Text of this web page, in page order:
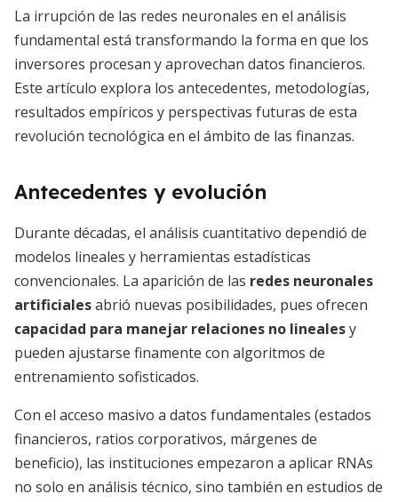
La irrupción de las redes neuronales en el análisis
fundamental está transformando la forma en que los
inversores procesan y aprovechan datos financieros.
Este artículo explora los antecedentes, metodologías,
resultados empíricos y perspectivas futuras de esta
revolución tecnológica en el ámbito de las finanzas.
Antecedentes y evolución
Durante décadas, el análisis cuantitativo dependió de
modelos lineales y herramientas estadísticas
convencionales. La aparición de las redes neuronales
artificialesabrió nuevas posibilidades, pues ofrecen
capacidad para manejar relaciones no linealesy
pueden ajustarse finamente con algoritmos de
entrenamiento sofisticados.
Con el acceso masivo a datos fundamentales (estados
financieros, ratios corporativos, márgenes de
beneficio), las instituciones empezaron a aplicar RNAs
no solo en análisis técnico, sino también en estudios de